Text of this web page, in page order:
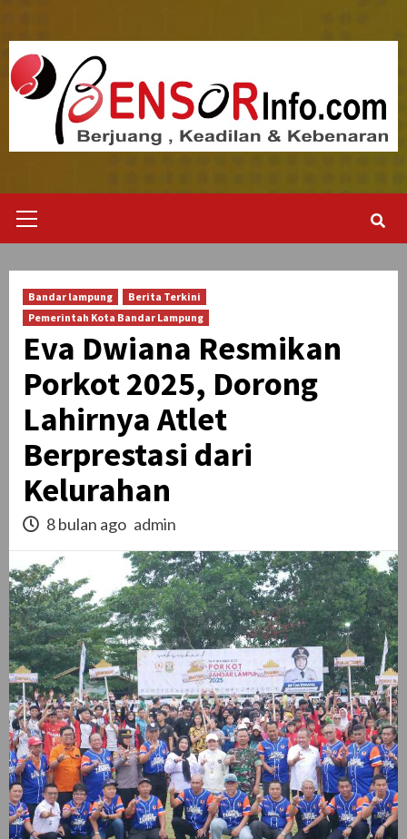
content
Menu
Bandar lampung
Berita Terkini
Pemerintah Kota Bandar Lampung
Eva Dwiana Resmikan
Porkot 2025, Dorong
Lahirnya Atlet
Berprestasi dari
Kelurahan
8 bulan ago admin